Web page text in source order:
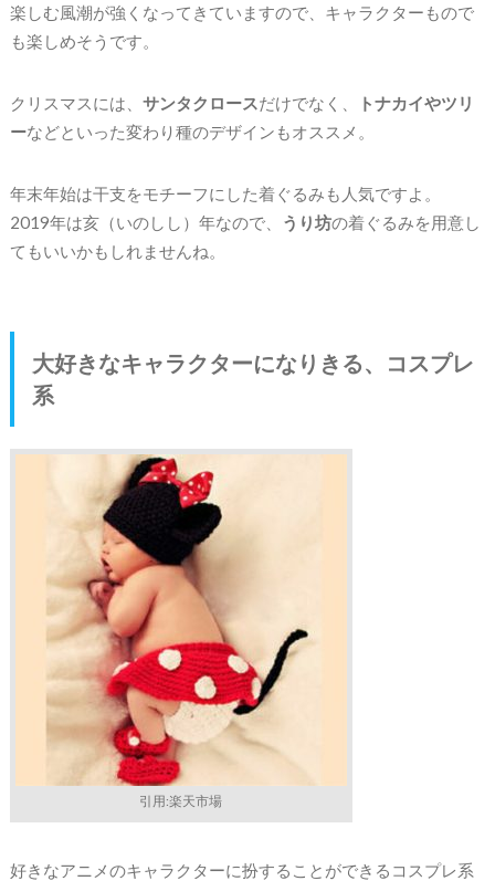
楽しむ風潮が強くなってきていますので、キャラクターもので
も楽しめそうです。
クリスマスには、 サンタクロースだけでなく、
トナカイやツリ
ーなどといった変わり種のデザインもオススメ。
年末年始は干支をモチーフにした着ぐるみも人気ですよ。
2019年は亥（いのしし）年なので、
うり坊の着ぐるみを用意し
てもいいかもしれませんね。
大好きなキャラクターになりきる、コスプレ
系
引用:楽天市場
好きなアニメのキャラクターに扮することができるコスプレ系